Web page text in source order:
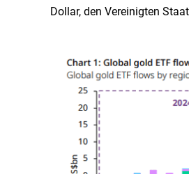
Dollar, den Vereinigten